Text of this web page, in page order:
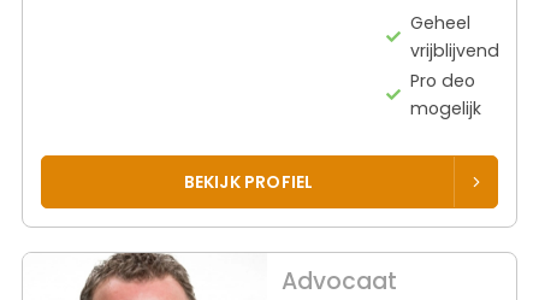
Geheel
vrijblijvend
Pro deo
mogelijk
BEKIJK PROFIEL
Advocaat